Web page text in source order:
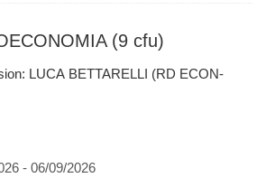
(9 cfu)
LUCA BETTARELLI (RD ECON-
- 06/09/2026